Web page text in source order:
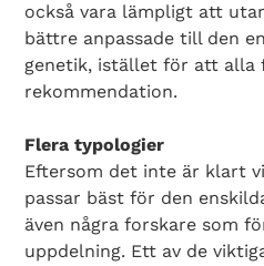
också vara lämpligt att
bättre anpassade till den
genetik, istället för att alla
rekommendation.
Flera typologier
Eftersom det inte är klart
passar bäst för den
även några forskare som
uppdelning. Ett av de